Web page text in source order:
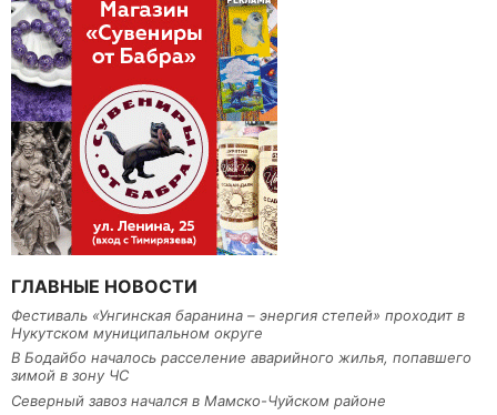
ГЛАВНЫЕ НОВОСТИ
Фестиваль «Унгинская баранина – энергия степей» проходит в
Нукутском муниципальном округе
В Бодайбо началось расселение аварийного жилья, попавшего
зимой в зону ЧС
Северный завоз начался в Мамско-Чуйском районе